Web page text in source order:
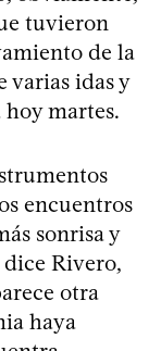
tuvieron
de la
varias idas y
hoy martes.
encuentros
sonrisa y
dice Rivero,
otra
haya